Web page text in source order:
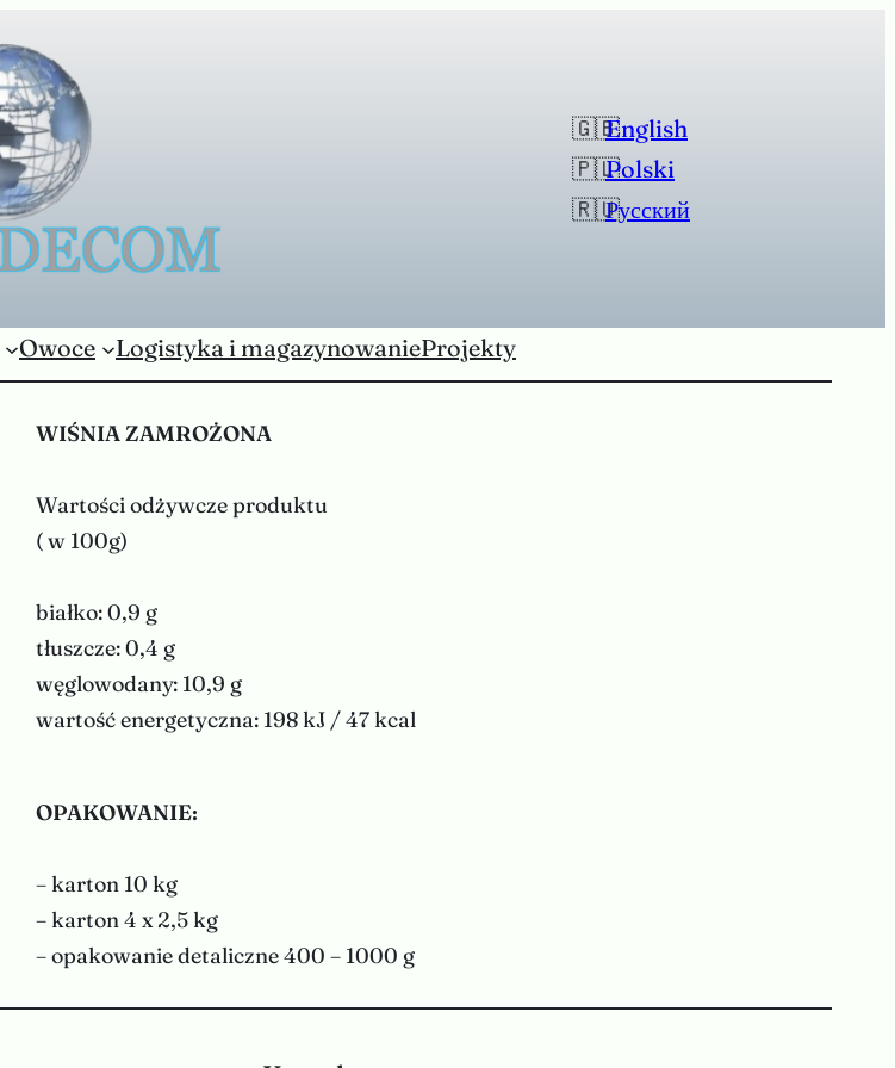
English
Polski
Русский
Owoce Logistyka i magazynowanieProjekty
WIŚNIA ZAMROŻONA
Wartości odżywcze produktu
( w 100g)
białko: 0,9 g
tłuszcze: 0,4 g
węglowodany: 10,9 g
wartość energetyczna: 198 kJ / 47 kcal
OPAKOWANIE:
– karton 10 kg
– karton 4 x 2,5 kg
– opakowanie detaliczne 400 – 1000 g